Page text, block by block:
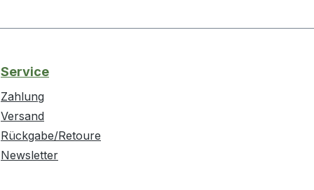
Service
Zahlung
Versand
Rückgabe/Retoure
Newsletter